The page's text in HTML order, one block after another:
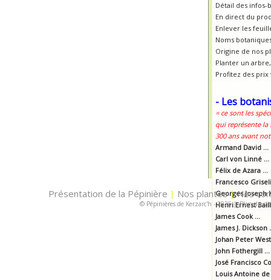
Détail des infos-
En direct du
Enlever les
Noms
Origine de nos
Planter un
Profitez des
- Les
= ce sont les
qui représente la
300 ans avant
Armand David ...
Carl von Linné ...
Félix de Azara ...
Francesco
Georges Joseph
Henri Ernest
James Cook ...
James J. Dickson
Johan Peter
John Fothergill ...
José Francisco
Louis Antoine
Présentation de la Pépinière | Nos plantes|Nos
© Pépinières de Kerzarc'h - 2026|Plan du